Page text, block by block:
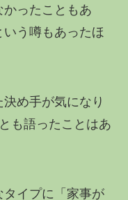
ったこともあ
う噂もあったほ
め手が気になり
も語ったことはあ
タイプに「家事が